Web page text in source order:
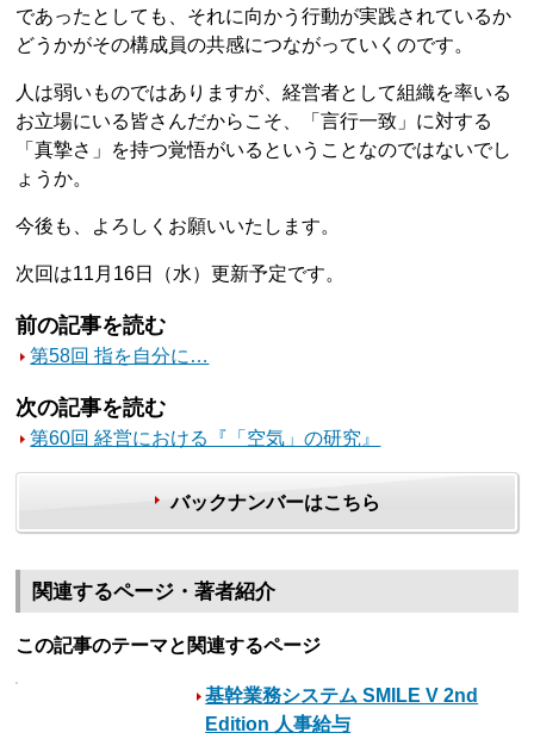
であったとしても、それに向かう行動が実践されているか
どうかがその構成員の共感につながっていくのです。
人は弱いものではありますが、経営者として組織を率いる
お立場にいる皆さんだからこそ、「言行一致」に対する
「真摯さ」を持つ覚悟がいるということなのではないでし
ょうか。
今後も、よろしくお願いいたします。
次回は11月16日（水）更新予定です。
前の記事を読む
第58回 指を自分に…
次の記事を読む
第60回 経営における『「空気」の研究』
バックナンバーはこちら
関連するページ・著者紹介
この記事のテーマと関連するページ
基幹業務システム SMILE V 2nd
Edition 人事給与